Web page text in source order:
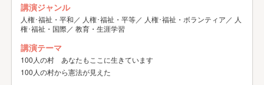
講演ジャンル
人権･福祉・平和／ 人権･福祉・平等／ 人権･福祉・ボランティア／ 人
権･福祉・国際／ 教育・生涯学習
講演テーマ
100人の村 あなたもここに生きています
100人の村から憲法が見えた